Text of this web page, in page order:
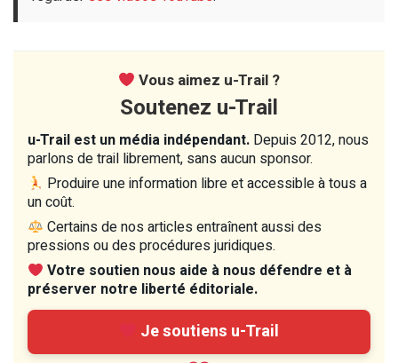
Vous aimez u-Trail ?
Soutenez u-Trail
u-Trail est un média indépendant. Depuis 2012, nous
parlons de trail librement, sans aucun sponsor.
Produire une information libre et accessible à tous a
un coût.
Certains de nos articles entraînent aussi des
pressions ou des procédures juridiques.
Votre soutien nous aide à nous défendre et à
préserver notre liberté éditoriale.
Je soutiens u-Trail